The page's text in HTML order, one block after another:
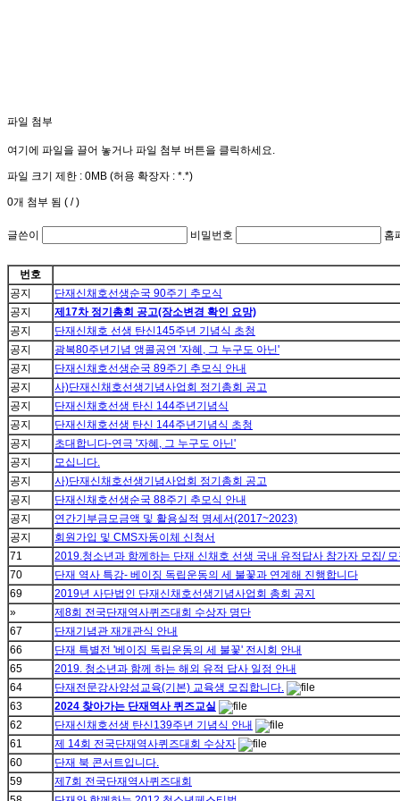
파일 첨부
여기에 파일을 끌어 놓거나 파일 첨부 버튼을 클릭하세요.
파일 크기 제한 : 0MB (허용 확장자 : *.*)
0개 첨부 됨 ( /)
글쓴이 비밀번호
홈
번호
공지
단재신채호선생순국 90주기 추모식
공지
제17차 정기총회 공고(장소변경 확인 요망)
공지
단재신채호 선생 탄신145주년 기념식 초청
공지
광복80주년기념 앵콜공연 '자혜, 그 누구도 아닌'
공지
단재신채호선생순국 89주기 추모식 안내
공지
사)단재신채호선생기념사업회 정기총회 공고
공지
단재신채호선생 탄신 144주년기념식
공지
단재신채호선생 탄신 144주년기념식 초청
공지
초대합니다-연극 '자혜, 그 누구도 아닌'
공지
모십니다.
공지
사)단재신채호선생기념사업회 정기총회 공고
공지
단재신채호선생순국 88주기 추모식 안내
공지
연간기부금모금액 및 활용실적 명세서(2017~2023)
공지
회원가입 및 CMS자동이체 신청서
71
2019.청소년과 함께하는 단재 신채호 선생 국내 유적답사 참가자 모집/
70
단재 역사 특강- 베이징 독립운동의 세 불꽃과 연계해 진행합니다
69
2019년 사단법인 단재신채호선생기념사업회 총회 공지
»
제8회 전국단재역사퀴즈대회 수상자 명단
67
단재기념관 재개관식 안내
66
단재 특별전 '베이징 독립운동의 세 불꽃' 전시회 안내
65
2019. 청소년과 함께 하는 해외 유적 답사 일정 안내
64
단재전문강사양성교육(기본) 교육생 모집합니다.
63
2024 찾아가는 단재역사 퀴즈교실
62
단재신채호선생 탄신139주년 기념식 안내
61
제 14회 전국단재역사퀴즈대회 수상자
60
단재 북 콘서트입니다.
59
제7회 전국단재역사퀴즈대회